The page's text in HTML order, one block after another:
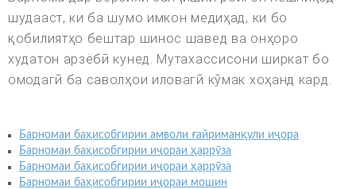
шудааст, ки ба шумо имкон медиҳад, ки бо
қобилиятҳо бештар шинос шавед ва онҳоро
худатон арзёбӣ кунед. Мутахассисони ширкат бо
омодагӣ ба саволҳои иловагӣ кӯмак хоҳанд кард.
Барномаи баҳисобгирии амволи ғайриманқули иҷора
Барномаи баҳисобгирии иҷораи ҳаррӯза
Барномаи баҳисобгирии иҷораи ҳаррӯза
Барномаи баҳисобгирии иҷораи мошин